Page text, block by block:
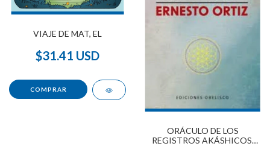
VIAJE DE MAT, EL
$31.41 USD
ORÁCULO DE LOS
REGISTROS AKÁSHICOS,